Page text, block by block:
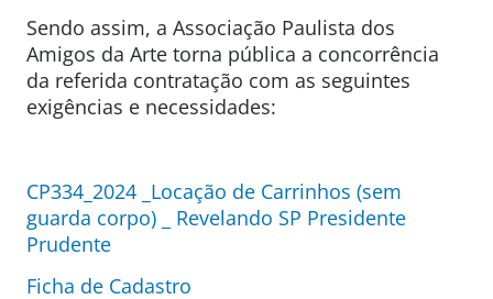
Sendo assim, a Associação Paulista dos
Amigos da Arte torna pública a concorrência
da referida contratação com as seguintes
exigências e necessidades:
CP334_2024 _Locação de Carrinhos (sem
guarda corpo) _ Revelando SP Presidente
Prudente
Ficha de Cadastro